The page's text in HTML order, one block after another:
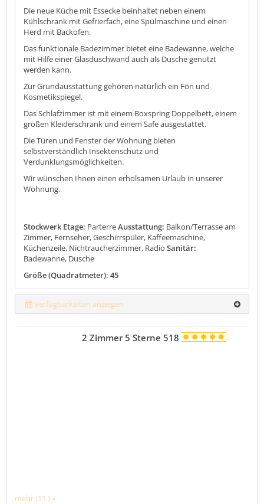
Die neue Küche mit Essecke beinhaltet neben einem
Kühlschrank mit Gefrierfach, eine Spülmaschine und einen
Herd mit Backofen.
Das funktionale Badezimmer bietet eine Badewanne, welche
mit Hilfe einer Glasduschwand auch als Dusche genutzt
werden kann.
Zur Grundausstattung gehören natürlich ein Fön und
Kosmetikspiegel.
Das Schlafzimmer ist mit einem Boxspring Doppelbett, einem
großen Kleiderschrank und einem Safe ausgestattet.
Die Türen und Fenster der Wohnung bieten
selbstverständlich Insektenschutz und
Verdunklungsmöglichkeiten.
Wir wünschen Ihnen einen erholsamen Urlaub in unserer
Wohnung.
Stockwerk Etage: ParterreAusstattung: Balkon/Terrasse am
Zimmer, Fernseher, Geschirrspüler, Kaffeemaschine,
Küchenzeile, Nichtraucherzimmer, Radio Sanitär:
Badewanne, Dusche
Größe (Quadratmeter): 45
Verfügbarkeiten anzeigen
mehr (11 ) »
2 Zimmer 5 Sterne 518